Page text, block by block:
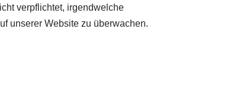
verpflichtet, irgendwelche
unserer Website zu überwachen.